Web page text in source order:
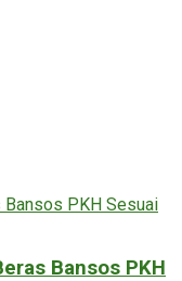
Bansos PKH